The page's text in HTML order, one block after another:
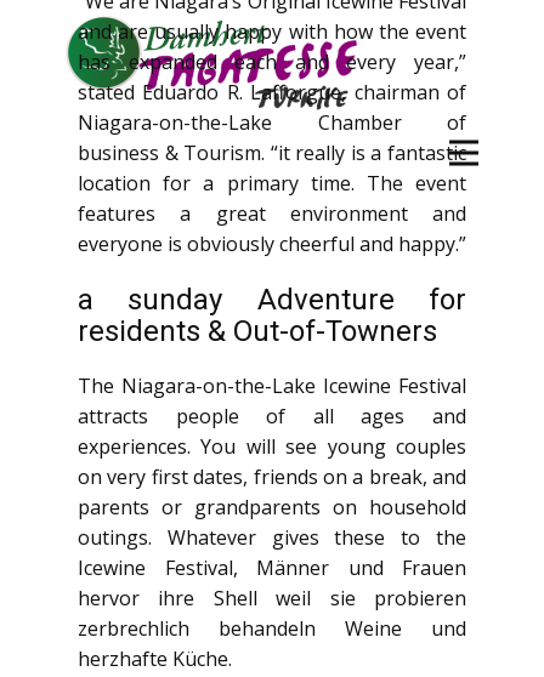
and are usually happy with how the event
has expanded each and every year,”
stated Eduardo R. Lafforgue, chairman of
Niagara-on-the-Lake Chamber of
business & Tourism. “it really is a fantastic
location for a primary time. The event
features a great environment and
everyone is obviously cheerful and happy.”
a sunday Adventure for
residents & Out-of-Towners
The Niagara-on-the-Lake Icewine Festival
attracts people of all ages and
experiences. You will see young couples
on very first dates, friends on a break, and
parents or grandparents on household
outings. Whatever gives these to the
Icewine Festival, Männer und Frauen
hervor ihre Shell weil sie probieren
zerbrechlich behandeln Weine und
herzhafte Küche.